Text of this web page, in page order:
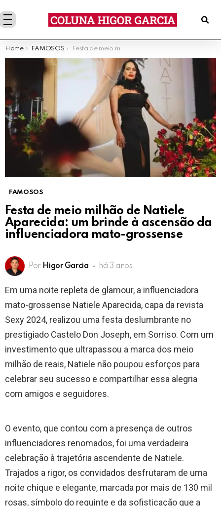
You are here:
Home FAMOSOS Festa de meio milhão de Natiele Aparecida: um brinde à ascensão da influenciadora mato-grossense
FAMOSOS
Festa de meio milhão de Natiele
Aparecida: um brinde à ascensão da
influenciadora mato-grossense
Por Higor Garcia há 3 anos
Em uma noite repleta de glamour, a influenciadora
mato-grossense Natiele Aparecida, capa da revista
Sexy 2024, realizou uma festa deslumbrante no
prestigiado Castelo Don Joseph, em Sorriso. Com um
investimento que ultrapassou a marca dos meio
milhão de reais, Natiele não poupou esforços para
celebrar seu sucesso e compartilhar essa alegria
com amigos e seguidores.
O evento, que contou com a presença de outros
influenciadores renomados, foi uma verdadeira
celebração à trajetória ascendente de Natiele.
Trajados a rigor, os convidados desfrutaram de uma
noite chique e elegante, marcada por mais de 130 mil
rosas, símbolo do requinte e da sofisticação que a